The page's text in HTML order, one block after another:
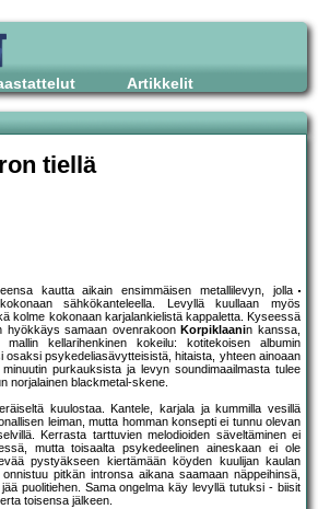
Artikkelit
tiellä
kautta aikain ensimmäisen metallilevyn, jolla
sähkökanteleella. Levyllä kuullaan myös
kolme kokonaan karjalankielistä kappaletta. Kyseessä
hyökkäys samaan ovenrakoon Korpiklaanin kanssa,
kellarihenkinen kokeilu: kotitekoisen albumin
osaksi psykedeliasävytteisistä, hitaista, yhteen ainoaan
purkauksista ja levyn soundimaailmasta tulee
norjalainen blackmetal-skene.
kuulostaa. Kantele, karjala ja kummilla vesillä
leiman, mutta homman konsepti ei tunnu olevan
Kerrasta tarttuvien melodioiden säveltäminen ei
mutta toisaalta psykedeelinen aineskaan ei ole
pystyäkseen kiertämään köyden kuulijan kaulan
onnistuu pitkän intronsa aikana saamaan näppeihinsä,
puolitiehen. Sama ongelma käy levyllä tutuksi - biisit
toisensa jälkeen.